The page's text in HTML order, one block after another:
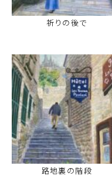
祈りの後で
路地裏の階段